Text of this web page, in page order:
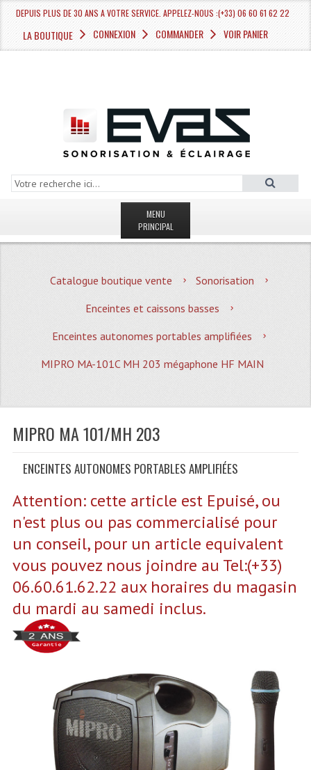
DEPUIS PLUS DE 30 ANS A VOTRE SERVICE. APPELEZ-NOUS :(+33) 06 60 61 62 22
LA BOUTIQUE CONNEXION COMMANDER VOIR PANIER
MENU
PRINCIPAL
MAGASIN
Quoi De Neuf?
Promotions
Plan Acces, Horaires.
Le Matériel D´occasion
CATÉGORIES
Sonorisation
Cellule (s)
Diamants
Pieds D'enceintes
Catalogue boutique vente
Sonorisation
Enceintes et caissons basses
Enceintes autonomes portables amplifiées
MIPRO MA-101C MH 203 mégaphone HF MAIN
MIPRO MA 101/MH 203
ENCEINTES AUTONOMES PORTABLES AMPLIFIÉES
Attention: cette article est Epuisé, ou
n'est plus ou pas commercialisé pour
un conseil, pour un article equivalent
vous pouvez nous joindre au Tel:(+33)
06.60.61.62.22 aux horaires du magasin
du mardi au samedi inclus.